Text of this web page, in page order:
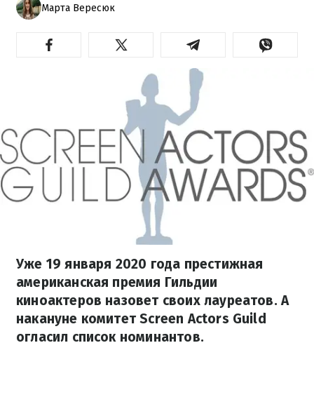
Марта Вересюк
Уже 19 января 2020 года престижная
американская премия Гильдии
киноактеров назовет своих лауреатов. А
накануне комитет Screen Actors Guild
огласил список номинантов.